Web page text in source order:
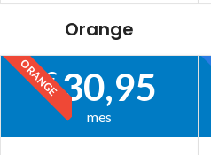
Orange
ORANGE
€30,95
mes